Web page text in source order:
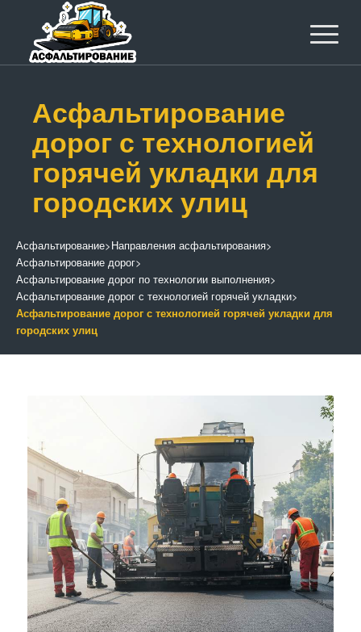
Асфальтирование
дорог с технологией
горячей укладки для
городских улиц
Асфальтирование>Направления асфальтирования>
Асфальтирование дорог>
Асфальтирование дорог по технологии выполнения>
Асфальтирование дорог с технологией горячей укладки>
Асфальтирование дорог с технологией горячей укладки для
городских улиц